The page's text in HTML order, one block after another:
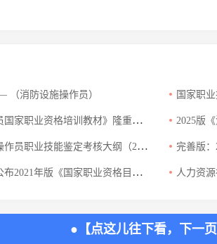
（消防设施操作员） 国家职
家职业资格培训教材》隆重面世 2025版《消
技能鉴定考核大纲（2026年版）》的通知 完善版
2021年版《国家职业资格目录》 人力资源社会保
●【点这儿往下看，下一